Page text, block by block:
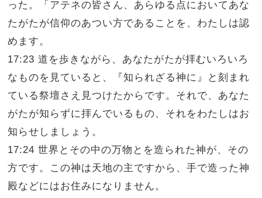
った。「アテネの皆さん、あらゆる点においてあな
たがたが信仰のあつい方であることを、わたしは認
めます。
17:23 道を歩きながら、あなたがたが拝むいろいろ
なものを見ていると、『知られざる神に』と刻まれ
ている祭壇さえ見つけたからです。それで、あなた
がたが知らずに拝んでいるもの、それをわたしはお
知らせしましょう。
17:24 世界とその中の万物とを造られた神が、その
方です。この神は天地の主ですから、手で造った神
殿などにはお住みになりません。